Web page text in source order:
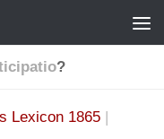
?
Lexicon 1865 |